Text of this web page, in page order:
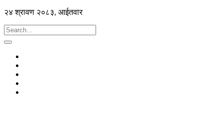
२४ श्रावण २०८३, आईतवार